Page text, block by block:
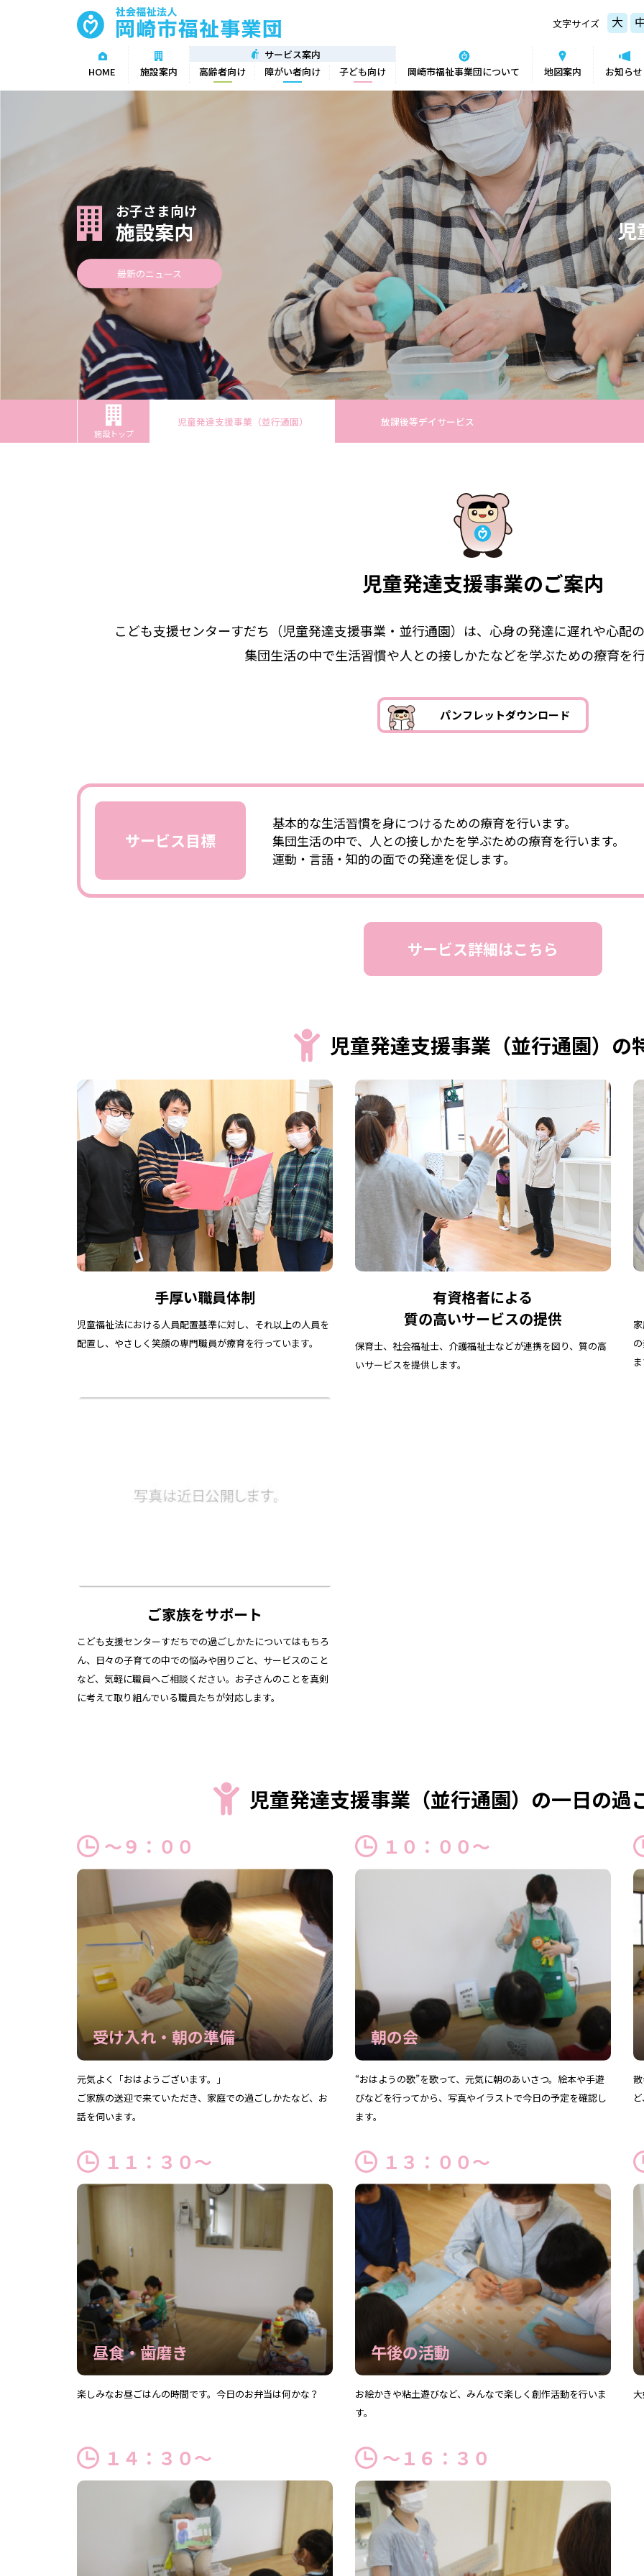
文字サイズ 大
HOME 施設案内
サービス案内
高齢者向け
障がい者向け 子ども向け 岡崎市福祉事業団について 地図案内 お知らせ
お子さま向け
施設案内
最新のニュース
児
施設トップ
児童発達支援事業（並行通園） 放課後等デイサービス
児童発達支援事業のご案内
こども支援センターすだち（児童発達支援事業・並行通園）は、心身の発達に遅れや心配
集団生活の中で生活習慣や人との接しかたなどを学ぶための療育を
パンフレットダウンロード
サービス目標
基本的な生活習慣を身につけるための療育を行います。
集団生活の中で、人との接しかたを学ぶための療育を行います。
運動・言語・知的の面での発達を促します。
サービス詳細はこちら
児童発達支援事業（並行通園）の
手厚い職員体制
児童福祉法における人員配置基準に対し、それ以上の人員を
配置し、やさしく笑顔の専門職員が療育を行っています。
有資格者による
質の高いサービスの提供
保育士、社会福祉士、介護福祉士などが連携を図り、質の高
いサービスを提供します。
ご家族をサポート
こども支援センターすだちでの過ごしかたについてはもちろ
ん、日々の子育ての中での悩みや困りごと、サービスのこと
など、気軽に職員へご相談ください。お子さんのことを真剣
に考えて取り組んでいる職員たちが対応します。
児童発達支援事業（並行通園）の一日の過
～９：００
受け入れ・朝の準備
元気よく「おはようございます。」
ご家族の送迎で来ていただき、家庭での過ごしかたなど、お
話を伺います。
１０：００～
朝の会
“おはようの歌”を歌って、元気に朝のあいさつ。絵本や手遊
びなどを行ってから、写真やイラストで今日の予定を確認し
ます。
１１：３０～
昼食・歯磨き
楽しみなお昼ごはんの時間です。今日のお弁当は何かな？
１３：００～
午後の活動
お絵かきや粘土遊びなど、みんなで楽しく創作活動を行いま
す。
１４：３０～ ～１６：３０